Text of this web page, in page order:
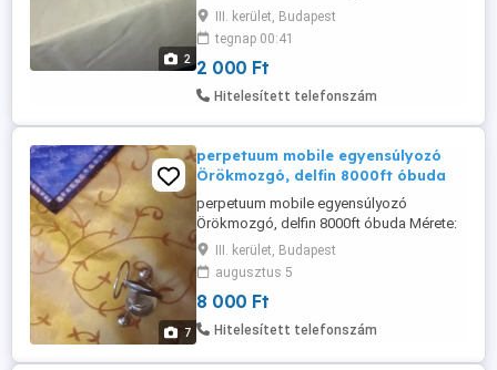
2
nem ismerem de lehet 1 2 és 3 4 és ha jól
gondolom akkor vízmérőhőz vagy
mosógéphez személyes átvétel óbudán
lakcimemen posta kizárolag előre fizetés
után pl ajánlot küldeményként 2500ft
III. kerület, Budapest
tegnap 00:41
2 000 Ft
Hitelesített telefonszám
7
perpetuum mobile egyensúlyozó
Örökmozgó, delfin 8000ft óbuda
perpetuum mobile egyensúlyozó
Örökmozgó, delfin 8000ft óbuda Mérete:
7 cm magas, 4,5 cm széles, 3 cm mély
személyes átvétel óbudán lakcimemen
posta kizárolag előre fizetés után mpl
csomagautomatába +1500ft
III. kerület, Budapest
augusztus 5
8 000 Ft
Hitelesített telefonszám